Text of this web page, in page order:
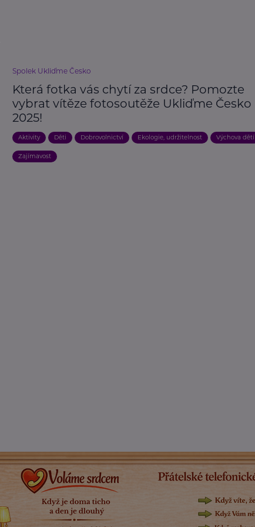
Spolek Ukliďme Česko
Která fotka vás chytí za srdce? Pomozte
vybrat vítěze fotosoutěže Ukliďme Česko
2025!
Aktivity Děti Dobrovolnictví Ekologie, udržitelnost Výchova dětí
Zajímavost